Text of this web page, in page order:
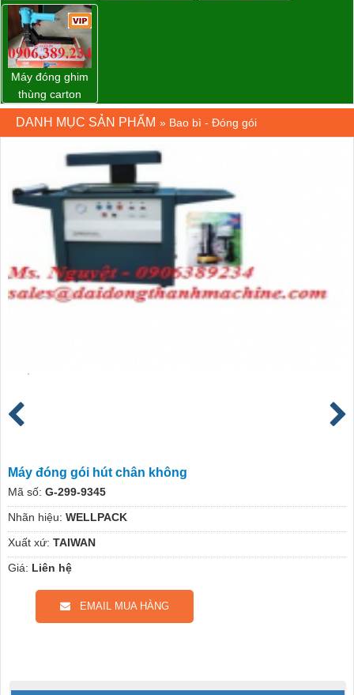
DBA-200 giá tốt
Máy đóng ghim
thùng carton
dùng khí nén giá
tốt
DANH MỤC SẢN PHẨM » Bao bì - Đóng gói
Máy đóng gói hút chân không
Mã số: G-299-9345
Nhãn hiệu: WELLPACK
Xuất xứ: TAIWAN
Giá: Liên hệ
EMAIL MUA HÀNG